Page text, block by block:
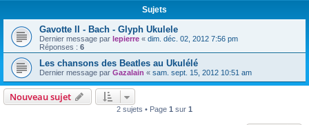
Sujets
Gavotte II - Bach - Glyph Ukulele
Dernier message par lepierre « dim. déc. 02, 2012 7:56 pm
Réponses : 6
Les chansons des Beatles au Ukulélé
Dernier message par Gazalain « sam. sept. 15, 2012 10:51 am
Nouveau sujet
2 sujets • Page 1 sur 1